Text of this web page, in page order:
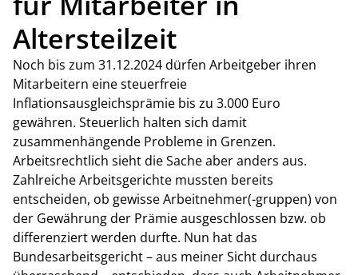
Altersteilzeit
Noch bis zum 31.12.2024 dürfen Arbeitgeber ihren
Mitarbeitern eine steuerfreie
Inflationsausgleichsprämie bis zu 3.000 Euro
gewähren. Steuerlich halten sich damit
zusammenhängende Probleme in Grenzen.
Arbeitsrechtlich sieht die Sache aber anders aus.
Zahlreiche Arbeitsgerichte mussten bereits
entscheiden, ob gewisse Arbeitnehmer(-gruppen) von
der Gewährung der Prämie ausgeschlossen bzw. ob
differenziert werden durfte. Nun hat das
Bundesarbeitsgericht – aus meiner Sicht durchaus